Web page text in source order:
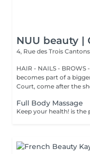
NUU beauty |
4, Rue des Trois Cantons
HAIR - NAILS - BROWS
becomes part of a
Court, come after the
Full Body Massage